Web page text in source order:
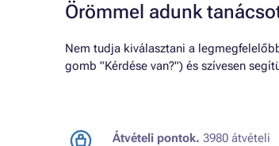
Örömmel adunk
Nem tudja kiválasztani a
gomb "Kérdése van?") és szívesen
Átvételi pontok. 3980 átvételi